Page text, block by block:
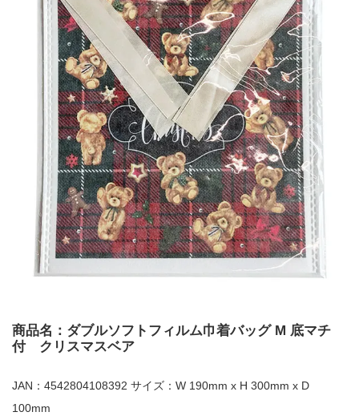
商品名：ダブルソフトフィルム巾着バッグ M 底マチ
付 クリスマスベア
JAN：4542804108392 サイズ：W 190mm x H 300mm x D
100mm